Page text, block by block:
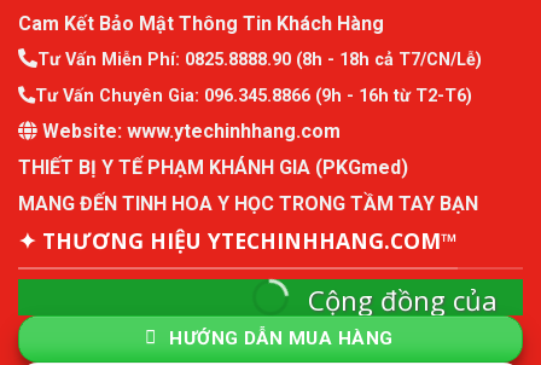
Cam Kết Bảo Mật Thông Tin Khách Hàng
Tư Vấn Miễn Phí: 0825.8888.90 (8h - 18h cả T7/CN/Lễ)
Tư Vấn Chuyên Gia: 096.345.8866 (9h - 16h từ T2-T6)
Website: www.ytechinhhang.com
THIẾT BỊ Y TẾ PHẠM KHÁNH GIA (PKGmed)
MANG ĐẾN TINH HOA Y HỌC TRONG TẦM TAY BẠN
✦ THƯƠNG HIỆU YTECHINHHANG.COM™
Cộng đồng của
ytechinhhang
HƯỚNG DẪN MUA HÀNG